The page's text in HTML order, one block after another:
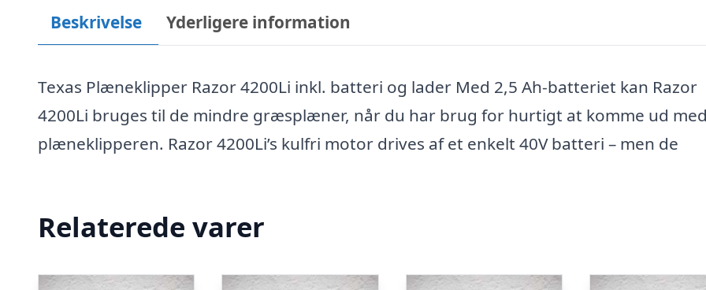
Beskrivelse Yderligere information
Texas Plæneklipper Razor 4200Li inkl. batteri og lader Med 2,5 Ah-batteriet kan Razor
4200Li bruges til de mindre græsplæner, når du har brug for hurtigt at komme ud
plæneklipperen. Razor 4200Li’s kulfri motor drives af et enkelt 40V batteri – men de
Relaterede varer